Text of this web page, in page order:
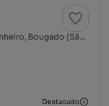
Rua Comendador Amadeu Castro Pinheiro, Bougado (São Martinho e Santiago), Trofa, Porto
Destacado